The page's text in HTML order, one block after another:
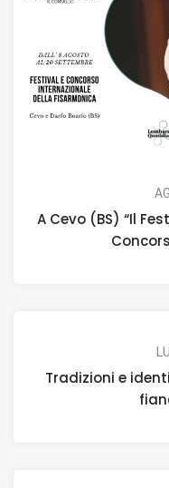
A Cevo (BS) “Il
Tradizioni e